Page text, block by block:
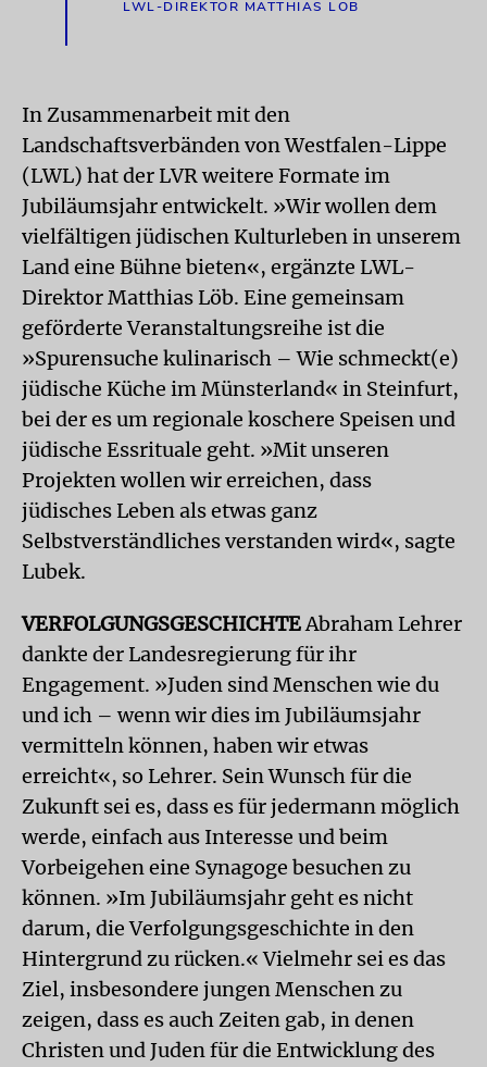
LWL-DIREKTOR MATTHIAS LÖB
In Zusammenarbeit mit den
Landschaftsverbänden von Westfalen-Lippe
(LWL) hat der LVR weitere Formate im
Jubiläumsjahr entwickelt. »Wir wollen dem
vielfältigen jüdischen Kulturleben in unserem
Land eine Bühne bieten«, ergänzte LWL-
Direktor Matthias Löb. Eine gemeinsam
geförderte Veranstaltungsreihe ist die
»Spurensuche kulinarisch – Wie schmeckt(e)
jüdische Küche im Münsterland« in Steinfurt,
bei der es um regionale koschere Speisen und
jüdische Essrituale geht. »Mit unseren
Projekten wollen wir erreichen, dass
jüdisches Leben als etwas ganz
Selbstverständliches verstanden wird«, sagte
Lubek.
VERFOLGUNGSGESCHICHTEAbraham Lehrer
dankte der Landesregierung für ihr
Engagement. »Juden sind Menschen wie du
und ich – wenn wir dies im Jubiläumsjahr
vermitteln können, haben wir etwas
erreicht«, so Lehrer. Sein Wunsch für die
Zukunft sei es, dass es für jedermann möglich
werde, einfach aus Interesse und beim
Vorbeigehen eine Synagoge besuchen zu
können. »Im Jubiläumsjahr geht es nicht
darum, die Verfolgungsgeschichte in den
Hintergrund zu rücken.« Vielmehr sei es das
Ziel, insbesondere jungen Menschen zu
zeigen, dass es auch Zeiten gab, in denen
Christen und Juden für die Entwicklung des